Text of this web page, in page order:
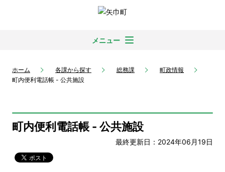
メニュー
ホーム 各課から探す 総務課
町政情報
町内便利電話帳 - 公共施設
町内便利電話帳 - 公共施設
最終更新日：2024年06月19日